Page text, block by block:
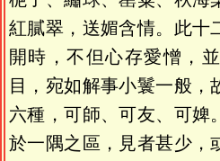
紅膩翠，送媚含情。此十
開時，不但心存愛憎，
目，宛如解事小鬟一般，
六種，可師、可友、可婢
於一隅之區，見者甚少，